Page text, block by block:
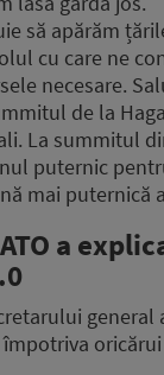
să apărăm
cu care ne
necesare.
de la
La summitul
puternic
mai puternică
a
general
oricărui